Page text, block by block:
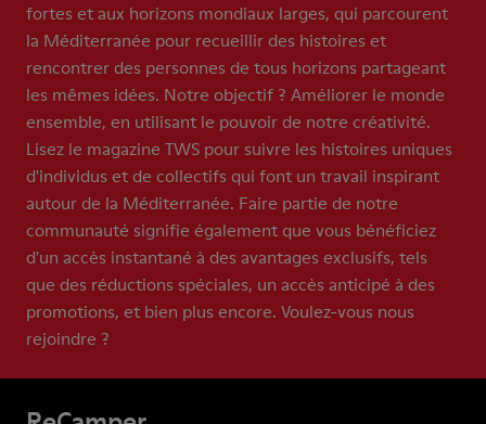
fortes et aux horizons mondiaux larges, qui parcourent
la Méditerranée pour recueillir des histoires et
rencontrer des personnes de tous horizons partageant
les mêmes idées. Notre objectif ? Améliorer le monde
ensemble, en utilisant le pouvoir de notre créativité.
Lisez le magazine TWS pour suivre les histoires uniques
d'individus et de collectifs qui font un travail inspirant
autour de la Méditerranée. Faire partie de notre
communauté signifie également que vous bénéficiez
d'un accès instantané à des avantages exclusifs, tels
que des réductions spéciales, un accès anticipé à des
promotions, et bien plus encore. Voulez-vous nous
rejoindre ?